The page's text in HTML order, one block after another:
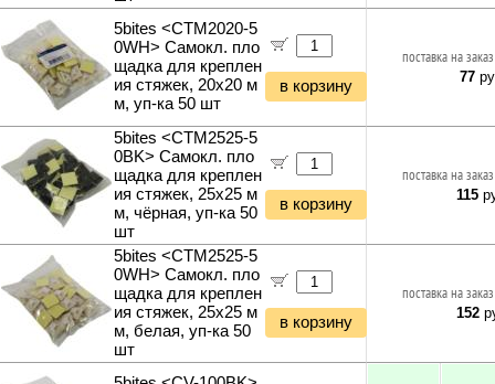
5bites <CTM2020-5
0WH> Самокл. пло
щадка для креплен
ия стяжек, 20х20 м
м, уп-ка 50 шт
в корзину
поставка на
77
5bites <CTM2525-5
0BK> Самокл. пло
щадка для креплен
ия стяжек, 25х25 м
м, чёрная, уп-ка 50
шт
в корзину
поставка на
115
5bites <CTM2525-5
0WH> Самокл. пло
щадка для креплен
ия стяжек, 25х25 м
м, белая, уп-ка 50
шт
в корзину
поставка на
152